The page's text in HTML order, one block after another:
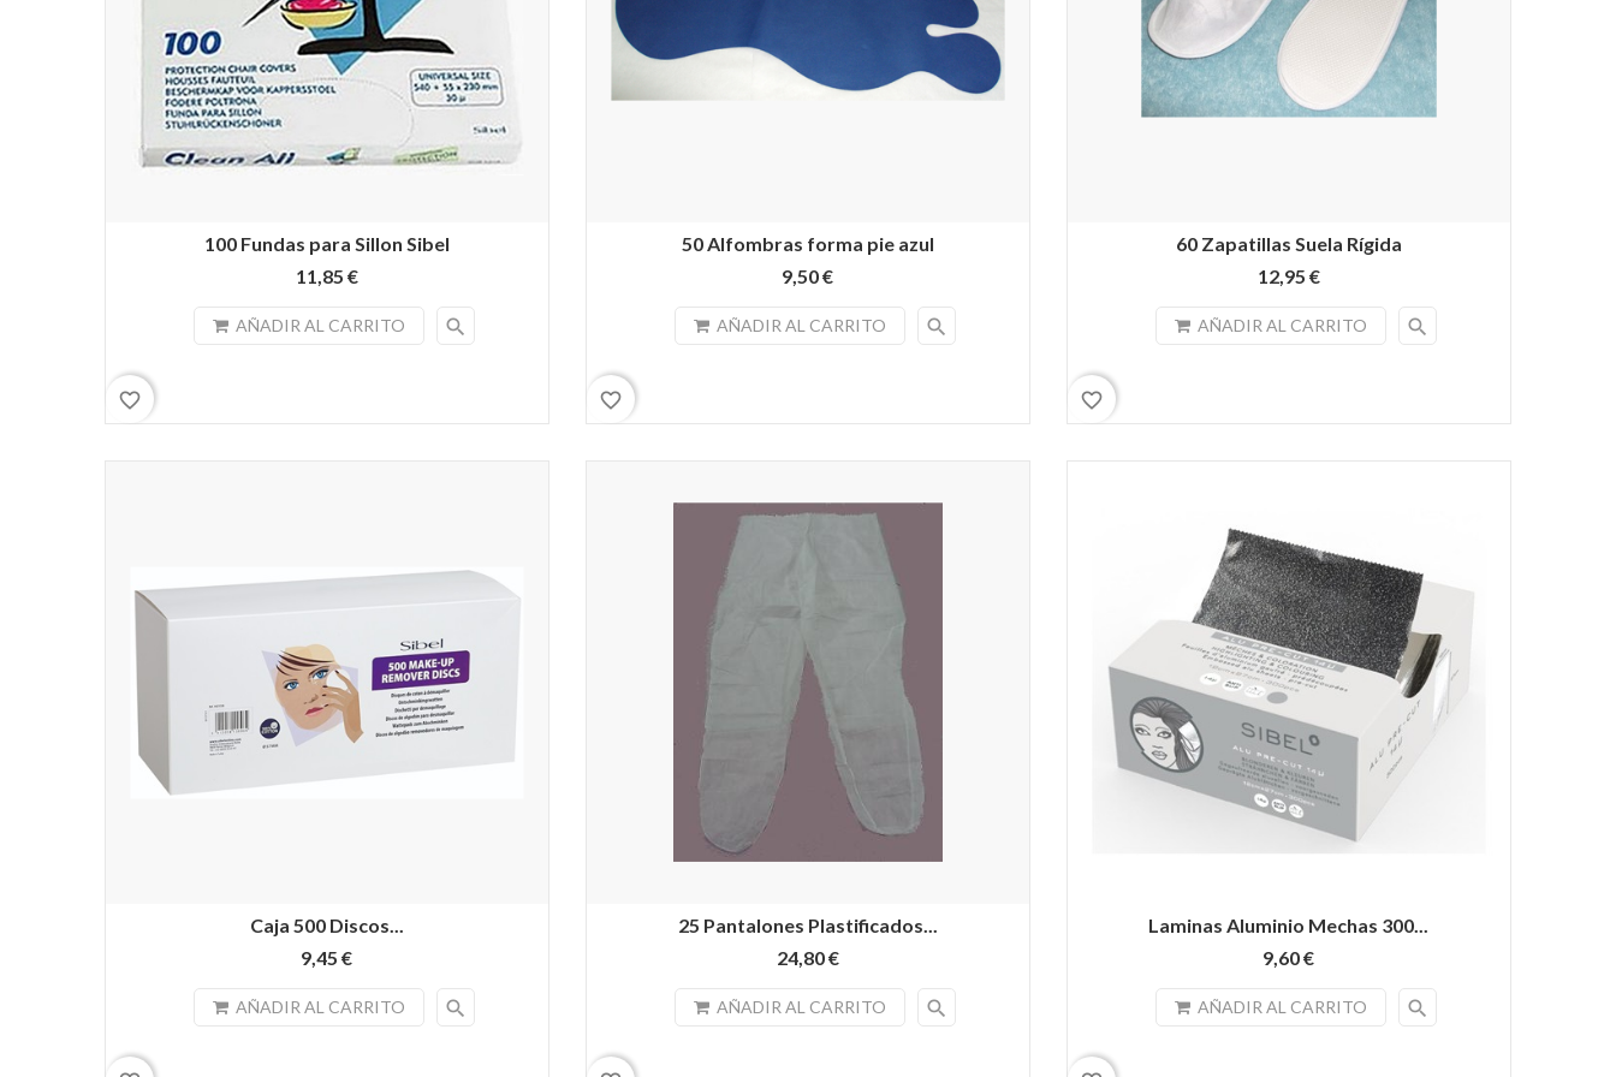
100 Fundas para Sillon Sibel
11,85 €
AÑADIR AL CARRITO search
favorite_border
50 Alfombras forma pie azul
9,50 €
AÑADIR AL CARRITO search
favorite_border
60 Zapatillas Suela Rígida
12,95 €
AÑADIR AL CARRITO search
favorite_border
Caja 500 Discos...
9,45 €
AÑADIR AL CARRITO search
25 Pantalones Plastificados...
24,80 €
AÑADIR AL CARRITO search
Laminas Aluminio Mechas 300...
9,60 €
AÑADIR AL CARRITO search